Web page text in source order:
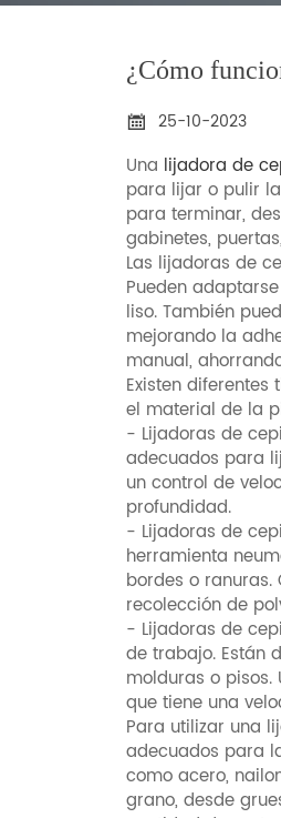
¿Cómo
 25-10-2023
Una lijadora de
para lijar o pulir
para terminar,
gabinetes,
Las lijadoras de
Pueden
liso. También
mejorando la
manual,
Existen
el material de la
- Lijadoras de
adecuados para
un control de
profundidad.
- Lijadoras de
herramienta
bordes o
recolección de
- Lijadoras de
de trabajo. Están
molduras o
que tiene una
Para utilizar una
adecuados para
como acero,
grano, desde